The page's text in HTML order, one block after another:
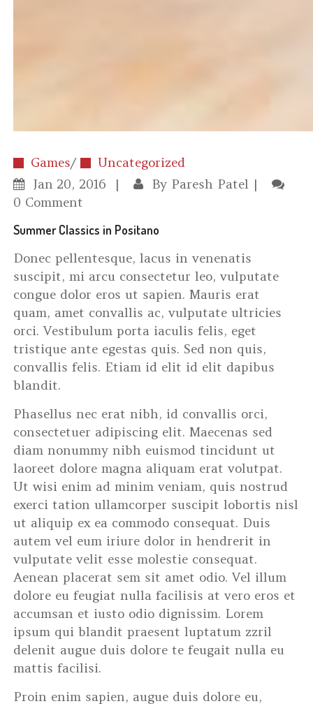
Games/
Uncategorized
Jan 20, 2016 By Paresh Patel
0 Comment
Summer Classics in Positano
Donec pellentesque, lacus in venenatis
suscipit, mi arcu consectetur leo, vulputate
congue dolor eros ut sapien. Mauris erat
quam, amet convallis ac, vulputate ultricies
orci. Vestibulum porta iaculis felis, eget
tristique ante egestas quis. Sed non quis,
convallis felis. Etiam id elit id elit dapibus
blandit.
Phasellus nec erat nibh, id convallis orci,
consectetuer adipiscing elit. Maecenas sed
diam nonummy nibh euismod tincidunt ut
laoreet dolore magna aliquam erat volutpat.
Ut wisi enim ad minim veniam, quis nostrud
exerci tation ullamcorper suscipit lobortis nisl
ut aliquip ex ea commodo consequat. Duis
autem vel eum iriure dolor in hendrerit in
vulputate velit esse molestie consequat.
Aenean placerat sem sit amet odio. Vel illum
dolore eu feugiat nulla facilisis at vero eros et
accumsan et iusto odio dignissim. Lorem
ipsum qui blandit praesent luptatum zzril
delenit augue duis dolore te feugait nulla eu
mattis facilisi.
Proin enim sapien, augue duis dolore eu,